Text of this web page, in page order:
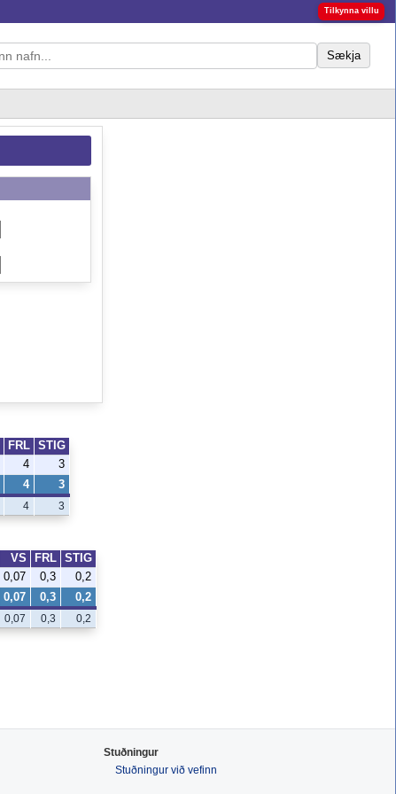
Tilkynna villu
Sækja
FRL
STIG
4 3
4 3
4 3
VS FRL
STIG
0,07 0,3 0,2
0,07 0,3 0,2
0,07 0,3 0,2
Stuðningur
Stuðningur við vefinn